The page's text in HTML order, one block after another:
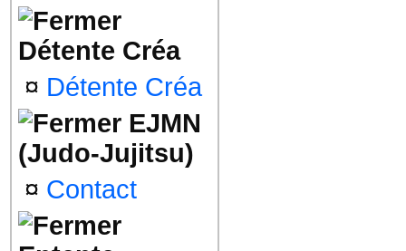
Détente Créa
¤ Détente Créa
EJMN
(Judo-Jujitsu)
¤ Contact